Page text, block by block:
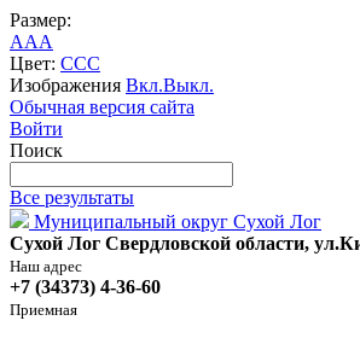
Размер:
AAA
Цвет: CCC
Изображения Вкл.Выкл.
Обычная версия сайта
Войти
Поиск
Все результаты
Муниципальный округ Сухой Лог
Сухой Лог Свердловской области,
Наш адрес
+7 (34373) 4-36-60
Приемная